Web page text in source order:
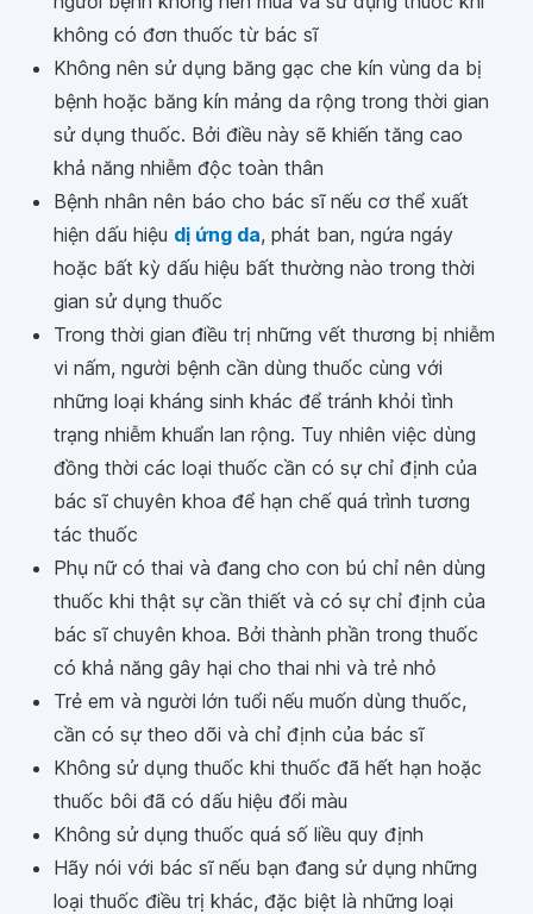
không có đơn thuốc từ bác sĩ
Không nên sử dụng băng gạc che kín vùng da bị
bệnh hoặc băng kín mảng da rộng trong thời gian
sử dụng thuốc. Bởi điều này sẽ khiến tăng cao
khả năng nhiễm độc toàn thân
Bệnh nhân nên báo cho bác sĩ nếu cơ thể xuất
hiện dấu hiệu dị ứng da, phát ban, ngứa ngáy
hoặc bất kỳ dấu hiệu bất thường nào trong thời
gian sử dụng thuốc
Trong thời gian điều trị những vết thương bị nhiễm
vi nấm, người bệnh cần dùng thuốc cùng với
những loại kháng sinh khác để tránh khỏi tình
trạng nhiễm khuẩn lan rộng. Tuy nhiên việc dùng
đồng thời các loại thuốc cần có sự chỉ định của
bác sĩ chuyên khoa để hạn chế quá trình tương
tác thuốc
Phụ nữ có thai và đang cho con bú chỉ nên dùng
thuốc khi thật sự cần thiết và có sự chỉ định của
bác sĩ chuyên khoa. Bởi thành phần trong thuốc
có khả năng gây hại cho thai nhi và trẻ nhỏ
Trẻ em và người lớn tuổi nếu muốn dùng thuốc,
cần có sự theo dõi và chỉ định của bác sĩ
Không sử dụng thuốc khi thuốc đã hết hạn hoặc
thuốc bôi đã có dấu hiệu đổi màu
Không sử dụng thuốc quá số liều quy định
Hãy nói với bác sĩ nếu bạn đang sử dụng những
loại thuốc điều trị khác, đặc biệt là những loại